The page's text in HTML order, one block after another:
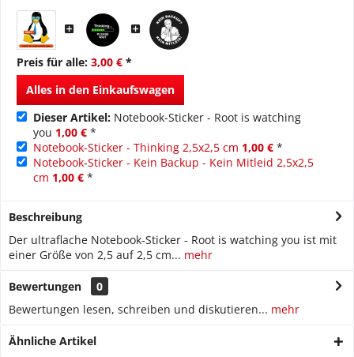
Preis für alle: 3,00 € *
Alles in den Einkaufswagen
Dieser Artikel: Notebook-Sticker - Root is watching
you 1,00 € *
Notebook-Sticker - Thinking 2,5x2,5 cm 1,00 € *
Notebook-Sticker - Kein Backup - Kein Mitleid 2,5x2,5
cm 1,00 € *
Beschreibung
Der ultraflache Notebook-Sticker - Root is watching you ist mit
einer Größe von 2,5 auf 2,5 cm... mehr
Bewertungen
0
Bewertungen lesen, schreiben und diskutieren... mehr
Ähnliche Artikel